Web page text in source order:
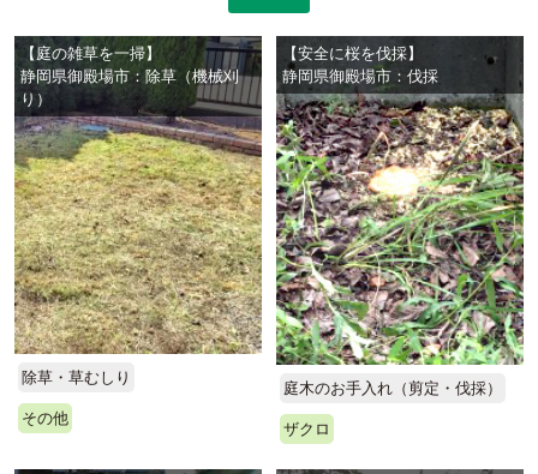
【庭の雑草を一掃】
静岡県御殿場市：除草（機械刈
り）
除草・草むしり
その他
【安全に桜を伐採】
静岡県御殿場市：伐採
庭木のお手入れ（剪定・伐採）
ザクロ